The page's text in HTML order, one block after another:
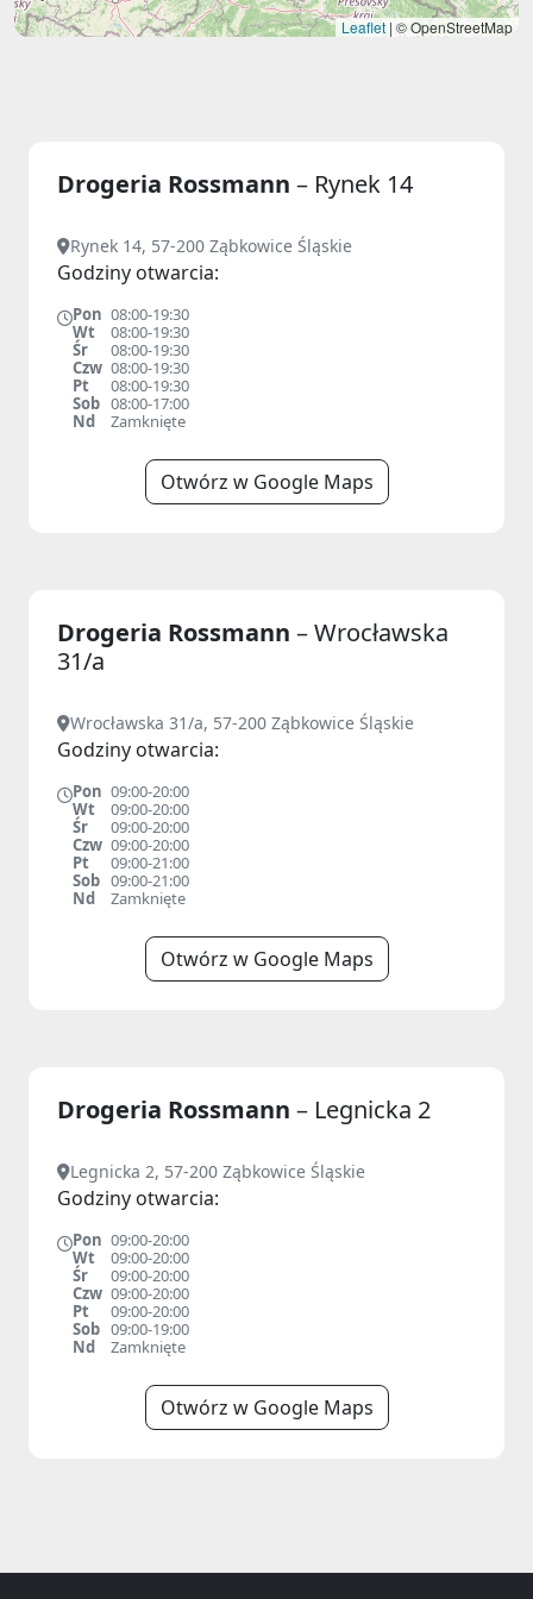
Leaflet | © OpenStreetMap
Drogeria Rossmann – Rynek 14
Rynek 14, 57-200 Ząbkowice Śląskie
Godziny otwarcia:
Pon 08:00-19:30
Wt
08:00-19:30
Śr
08:00-19:30
Czw 08:00-19:30
Pt
08:00-19:30
Sob 08:00-17:00
Nd
Zamknięte
Otwórz w Google Maps
Drogeria Rossmann – Wrocławska
31/a
Wrocławska 31/a, 57-200 Ząbkowice Śląskie
Godziny otwarcia:
Pon 09:00-20:00
Wt
09:00-20:00
Śr
09:00-20:00
Czw 09:00-20:00
Pt
09:00-21:00
Sob 09:00-21:00
Nd
Zamknięte
Otwórz w Google Maps
Drogeria Rossmann – Legnicka 2
Legnicka 2, 57-200 Ząbkowice Śląskie
Godziny otwarcia:
Pon 09:00-20:00
Wt
09:00-20:00
Śr
09:00-20:00
Czw 09:00-20:00
Pt
09:00-20:00
Sob 09:00-19:00
Nd
Zamknięte
Otwórz w Google Maps